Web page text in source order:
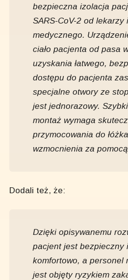
bezpieczna izolacja
SARS-CoV-2 od lekarzy
medycznego.
ciało pacjenta od pasa
uzyskania łatwego,
dostępu do pacjenta
specjalne otwory ze
jest jednorazowy.
montaż wymaga
przymocowania do
wzmocnienia za
Dodali też, że:
Dzięki opisywanemu
pacjent jest bezpieczny
komfortowo, a personel
jest objęty ryzykiem